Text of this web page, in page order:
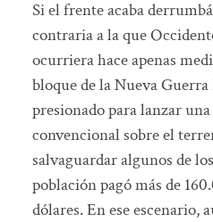
Si el frente acaba
contraria a la que
ocurriera hace apenas
bloque de la Nueva
presionado para lanzar
convencional sobre el
salvaguardar algunos de
población pagó más de
dólares. En ese escenario,